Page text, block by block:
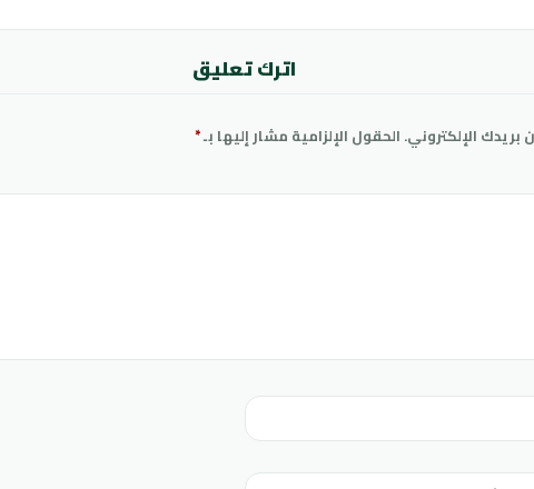
اترك تعليق
بريدك الإلكتروني. الحقول الإلزامية مشار إليها بـ*